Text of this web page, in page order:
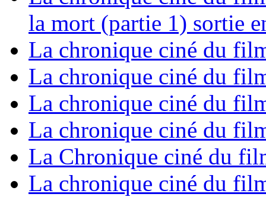
la mort (partie 1) sortie
La chronique ciné du
La chronique ciné du
La chronique ciné du
La chronique ciné du
La Chronique ciné du
La chronique ciné du